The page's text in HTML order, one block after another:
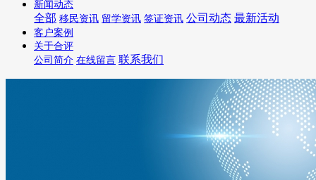
新闻动态
全部 移民资讯 留学资讯 签证资讯 公司动态 最新活动
客户案例
关于合评
公司简介 在线留言 联系我们